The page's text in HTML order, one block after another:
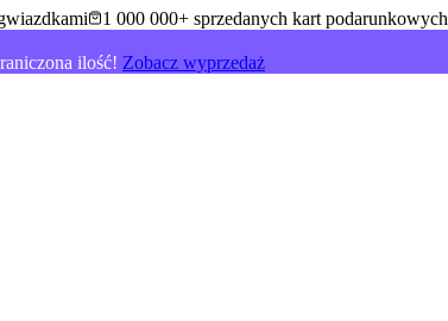
1 000 000+ sprzedanych kart podarunkowych
ilość! Zobacz wyprzedaż